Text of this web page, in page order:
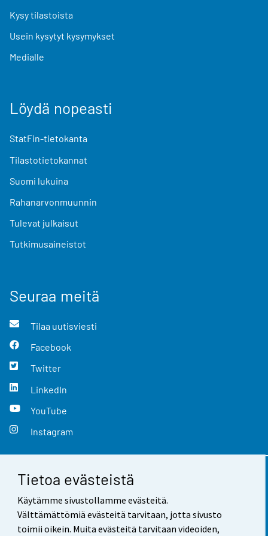
Tietoa evästeistä
Käytämme sivustollamme evästeitä.
Välttämättömiä evästeitä tarvitaan, jotta sivusto
toimii oikein. Muita evästeitä tarvitaan videoiden,
Kysy tilastoista
Usein kysytyt kysymykset
Medialle
Löydä nopeasti
StatFin-tietokanta
Tilastotietokannat
Suomi lukuina
Rahanarvonmuunnin
Tulevat julkaisut
Tutkimusaineistot
Seuraa meitä
Tilaa uutisviesti
Facebook
Twitter
LinkedIn
YouTube
Instagram
Yhteystiedot
Palaute
Käyttöehdot